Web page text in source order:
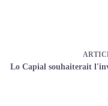
Lo Capial souhaiterait